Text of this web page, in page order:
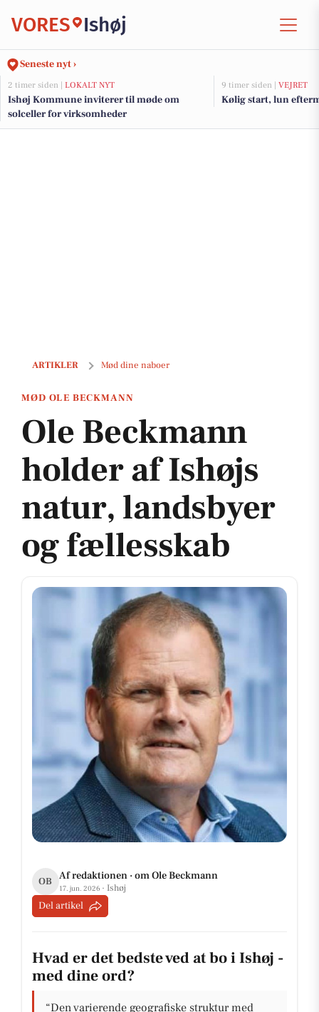
VORES Ishøj
Seneste nyt ›
2 timer siden | LOKALT NYT
Ishøj Kommune inviterer til møde om
solceller for virksomheder
9 timer siden | VEJRET
Kølig start, lun
ARTIKLER Mød dine naboer
Ole Beckmann holder af Ishøjs natur, landsbyer og fællesskab
MØD OLE BECKMANN
Ole Beckmann
holder af Ishøjs
natur, landsbyer
og fællesskab
OB Af redaktionen · om Ole Beckmann
17. jun. 2026 · Ishøj
Del artikel
Hvad er det bedste ved at bo i Ishøj -
med dine ord?
“Den varierende geografiske struktur med